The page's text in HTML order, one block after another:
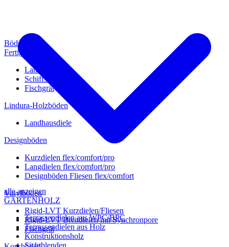
alle anzeigen
GARTENHOLZ
Terrassendielen aus WPC/BPC
Terrassendielen aus Holz
Konstruktionsholz
Sichtblenden
Böden
Fertigparkett
Landhausdiele
Schiffsboden
Fischgrät
Lindura-Holzböden
Landhausdiele
Designböden
Kurzdielen flex/comfort/pro
Langdielen flex/comfort/pro
Designböden Fliesen flex/comfort
Vinylböden
Rigid-LVT Kurzdielen/Fliesen
Rigid-LVT Breitdielen mit Synchronpore
Fischgrät